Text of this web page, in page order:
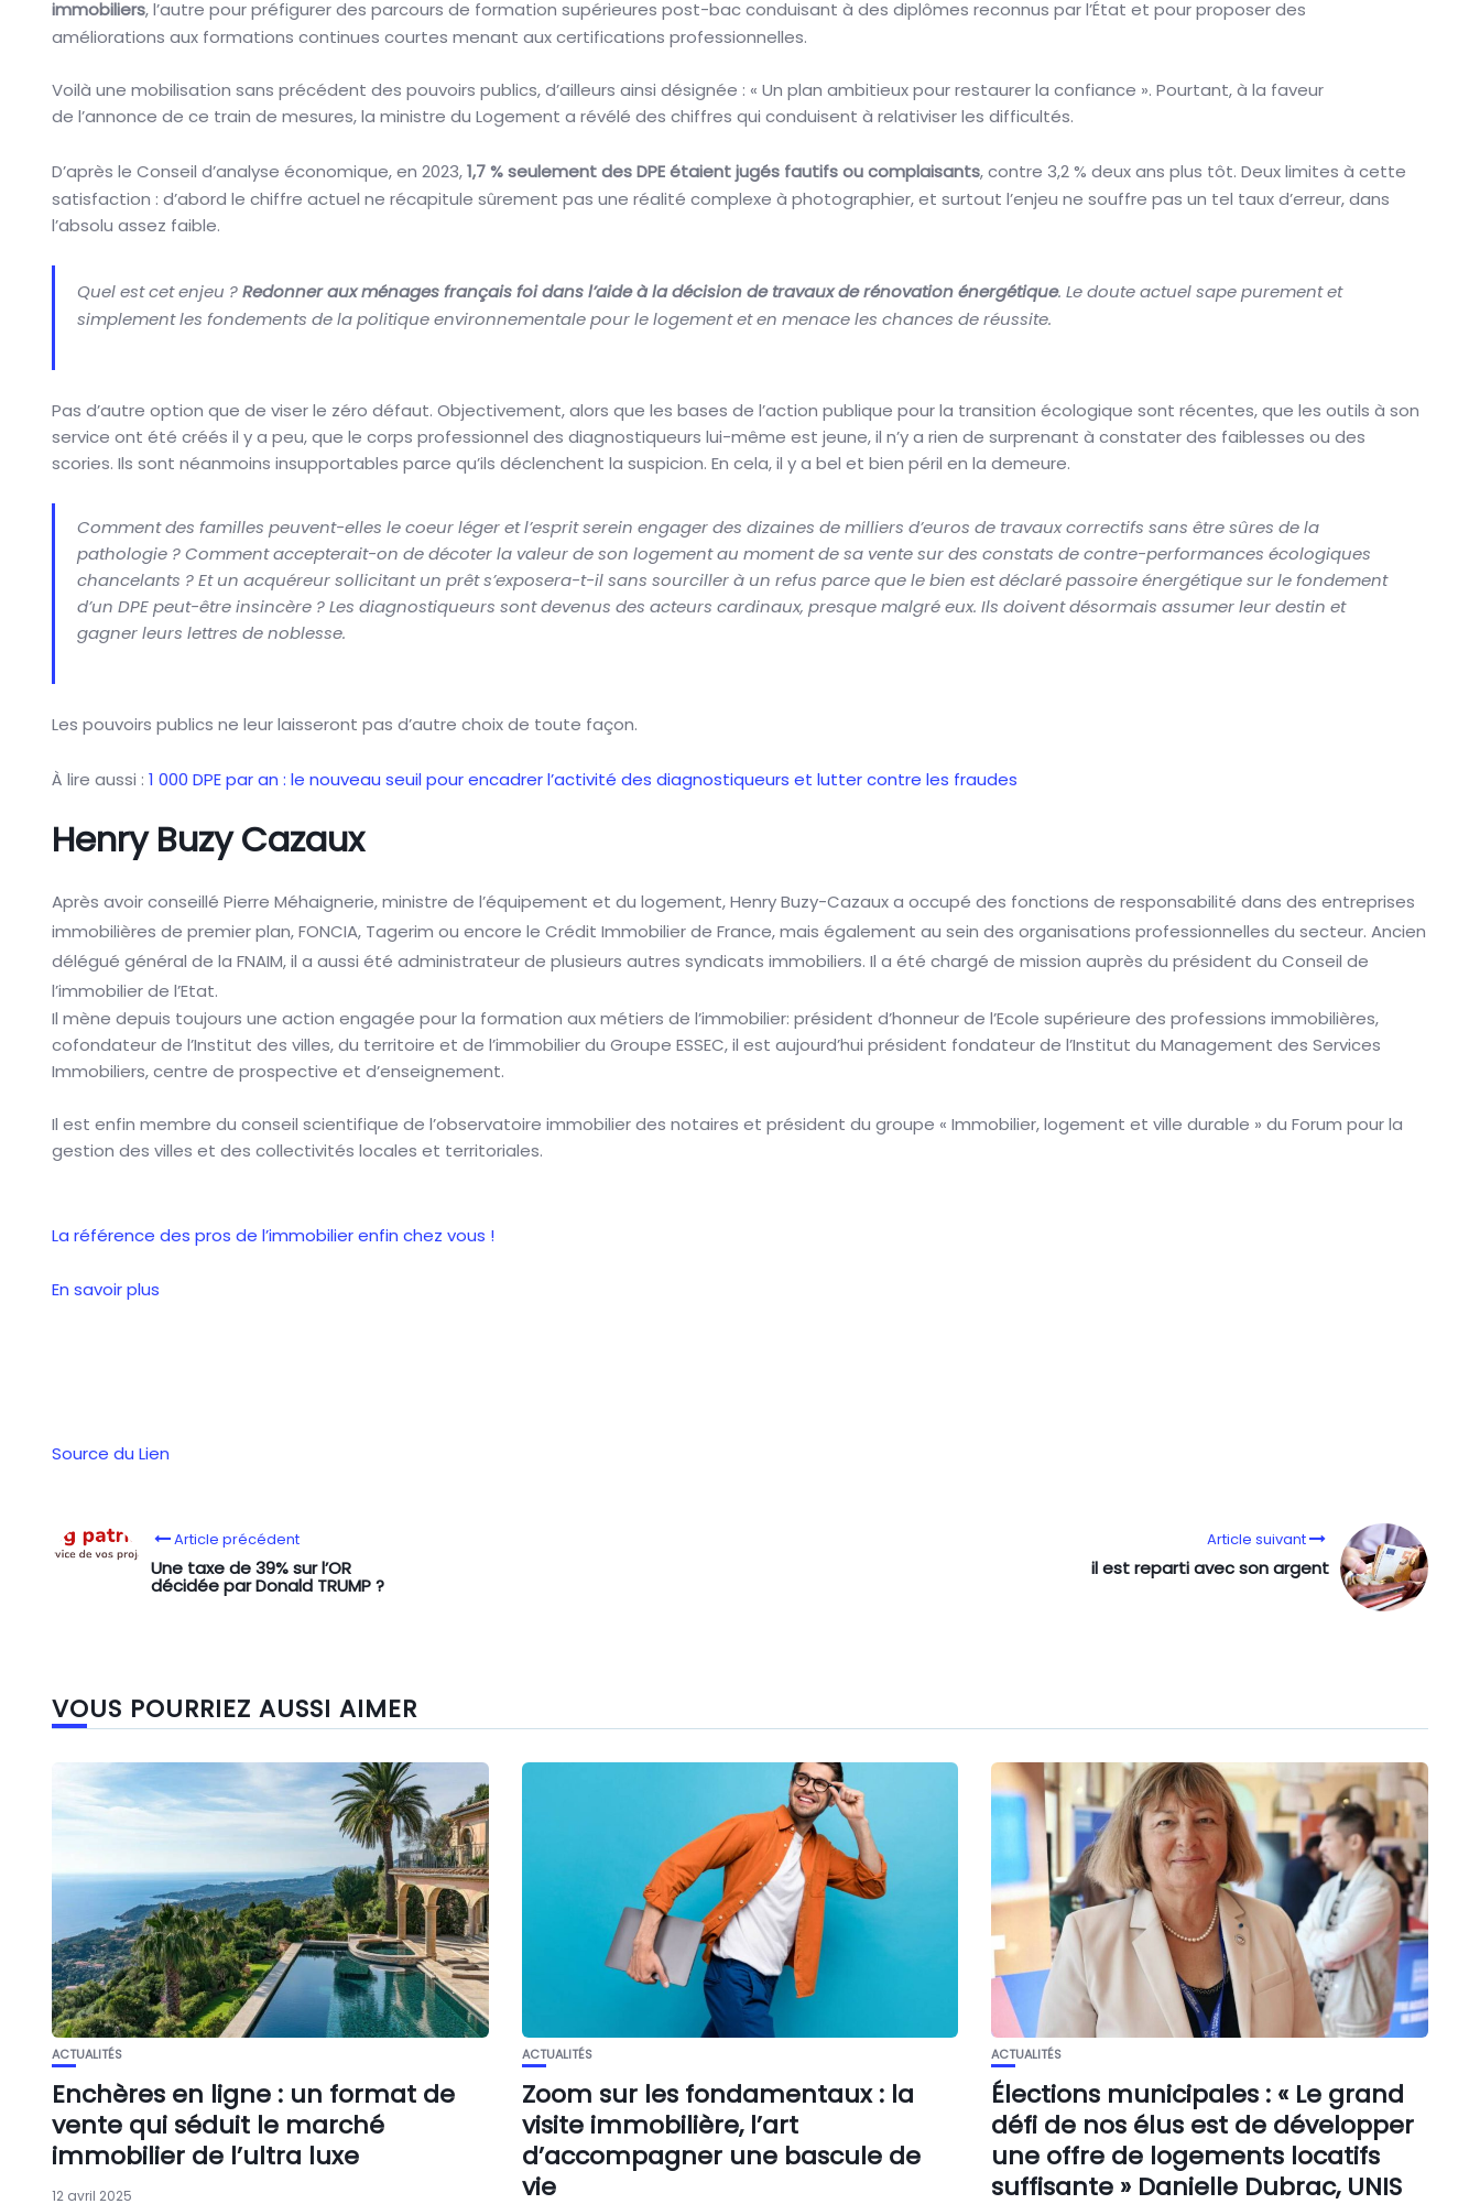
immobiliers, l’autre pour préfigurer des parcours de formation supérieures post-bac conduisant à des diplômes reconnus par l’État et pour proposer des
améliorations aux formations continues courtes menant aux certifications professionnelles.
Voilà une mobilisation sans précédent des pouvoirs publics, d’ailleurs ainsi désignée : « Un plan ambitieux pour restaurer la confiance ». Pourtant, à la faveur
de l’annonce de ce train de mesures, la ministre du Logement a révélé des chiffres qui conduisent à relativiser les difficultés.
D’après le Conseil d’analyse économique, en 2023,1,7 % seulement des DPE étaient jugés fautifs ou complaisants, contre 3,2 % deux ans plus tôt. Deux limites à cette
satisfaction : d’abord le chiffre actuel ne récapitule sûrement pas une réalité complexe à photographier, et surtout l’enjeu ne souffre pas un tel taux d’erreur, dans
l’absolu assez faible.
Quel est cet enjeu ?Redonner aux ménages français foi dans l’aide à la décision de travaux de rénovation énergétique. Le doute actuel sape purement et
simplement les fondements de la politique environnementale pour le logement et en menace les chances de réussite.
Pas d’autre option que de viser le zéro défaut. Objectivement, alors que les bases de l’action publique pour la transition écologique sont récentes, que les outils à son
service ont été créés il y a peu, que le corps professionnel des diagnostiqueurs lui-même est jeune, il n’y a rien de surprenant à constater des faiblesses ou des
scories. Ils sont néanmoins insupportables parce qu’ils déclenchent la suspicion. En cela, il y a bel et bien péril en la demeure.
Comment des familles peuvent-elles le coeur léger et l’esprit serein engager des dizaines de milliers d’euros de travaux correctifs sans être sûres de la
pathologie ? Comment accepterait-on de décoter la valeur de son logement au moment de sa vente sur des constats de contre-performances écologiques
chancelants ? Et un acquéreur sollicitant un prêt s’exposera-t-il sans sourciller à un refus parce que le bien est déclaré passoire énergétique sur le fondement
d’un DPE peut-être insincère ? Les diagnostiqueurs sont devenus des acteurs cardinaux, presque malgré eux. Ils doivent désormais assumer leur destin et
gagner leurs lettres de noblesse.
Les pouvoirs publics ne leur laisseront pas d’autre choix de toute façon.
À lire aussi : 1 000 DPE par an : le nouveau seuil pour encadrer l’activité des diagnostiqueurs et lutter contre les fraudes
Henry Buzy Cazaux
Après avoir conseillé Pierre Méhaignerie, ministre de l’équipement et du logement, Henry Buzy-Cazaux a occupé des fonctions de responsabilité dans des entreprises
immobilières de premier plan, FONCIA, Tagerim ou encore le Crédit Immobilier de France, mais également au sein des organisations professionnelles du secteur. Ancien
délégué général de la FNAIM, il a aussi été administrateur de plusieurs autres syndicats immobiliers. Il a été chargé de mission auprès du président du Conseil de
l’immobilier de l’Etat.
Il mène depuis toujours une action engagée pour la formation aux métiers de l’immobilier: président d’honneur de l’Ecole supérieure des professions immobilières,
cofondateur de l’Institut des villes, du territoire et de l’immobilier du Groupe ESSEC, il est aujourd’hui président fondateur de l’Institut du Management des Services
Immobiliers, centre de prospective et d’enseignement.
Il est enfin membre du conseil scientifique de l’observatoire immobilier des notaires et président du groupe « Immobilier, logement et ville durable » du Forum pour la
gestion des villes et des collectivités locales et territoriales.
La référence des pros de l’immobilierenfin chez vous !
En savoir plus
Source du Lien
Article précédent
Une taxe de 39% sur l’OR
décidée par Donald TRUMP ?
Article suivant
il est reparti avec son argent
VOUS POURRIEZ AUSSI AIMER
ACTUALITÉS
Enchères en ligne : un format de
vente qui séduit le marché
immobilier de l’ultra luxe
12 avril 2025
ACTUALITÉS
Zoom sur les fondamentaux : la
visite immobilière, l’art
d’accompagner une bascule de
vie
ACTUALITÉS
Élections municipales : « Le grand
défi de nos élus est de développer
une offre de logements locatifs
suffisante » Danielle Dubrac, UNIS